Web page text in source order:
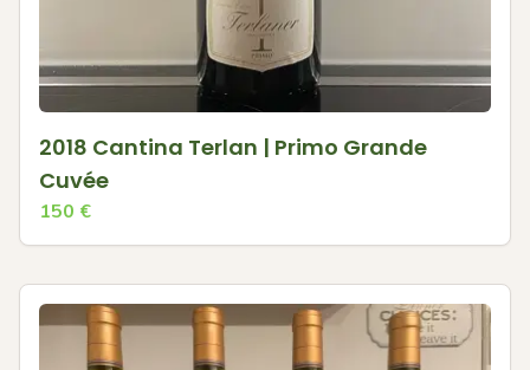
2018 Cantina Terlan | Primo Grande
Cuvée
150 €